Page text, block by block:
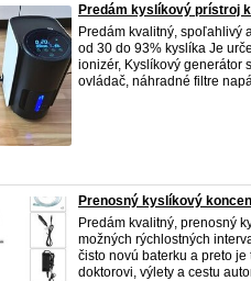
Predám kyslíkový prístroj
Predám kvalitný, spoľahlivý
od 30 do 93% kyslíka Je
ionizér, Kyslíkový generátor
ovládač, náhradné filtre
Prenosný kyslíkový
Predám kvalitný, prenosný
možných rýchlostných
čisto novú baterku a preto
doktorovi, výlety a cestu